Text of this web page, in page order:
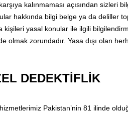
kalınmaması açısından
hakkında bilgi belge ya da deliller
kişileri yasal konular ile ilgili
olmak zorundadır. Yasa dışı olan
DEDEKTİFLİK
Pakistan’nin 81 ilinde